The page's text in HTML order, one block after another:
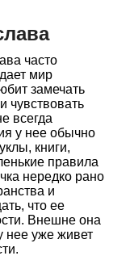
часто
мир
замечать
чувствовать
всегда
у нее обычно
книги,
правила
нередко рано
и
что ее
Внешне она
нее уже живет